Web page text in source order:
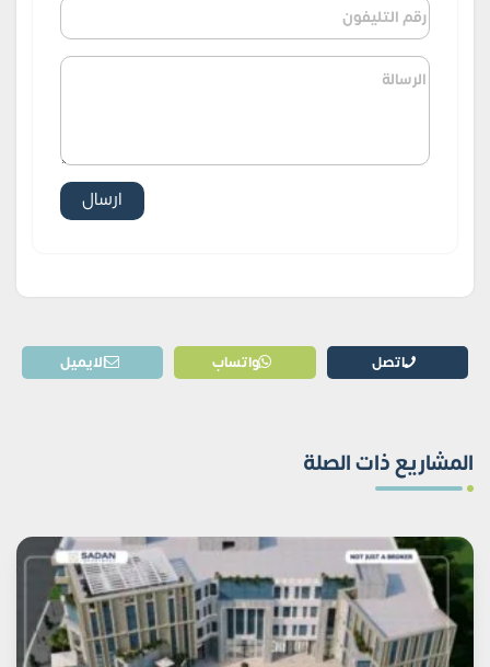
اتصل واتساب الايميل
المشاريع ذات الصلة